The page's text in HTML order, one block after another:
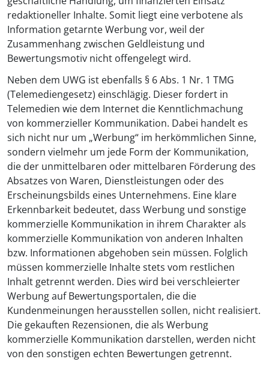
redaktioneller Inhalte. Somit liegt eine verbotene als
Information getarnte Werbung vor, weil der
Zusammenhang zwischen Geldleistung und
Bewertungsmotiv nicht offengelegt wird.
Neben dem UWG ist ebenfalls § 6 Abs. 1 Nr. 1 TMG
(Telemediengesetz) einschlägig. Dieser fordert in
Telemedien wie dem Internet die Kenntlichmachung
von kommerzieller Kommunikation. Dabei handelt es
sich nicht nur um „Werbung“ im herkömmlichen Sinne,
sondern vielmehr um jede Form der Kommunikation,
die der unmittelbaren oder mittelbaren Förderung des
Absatzes von Waren, Dienstleistungen oder des
Erscheinungsbilds eines Unternehmens. Eine klare
Erkennbarkeit bedeutet, dass Werbung und sonstige
kommerzielle Kommunikation in ihrem Charakter als
kommerzielle Kommunikation von anderen Inhalten
bzw. Informationen abgehoben sein müssen. Folglich
müssen kommerzielle Inhalte stets vom restlichen
Inhalt getrennt werden. Dies wird bei verschleierter
Werbung auf Bewertungsportalen, die die
Kundenmeinungen herausstellen sollen, nicht realisiert.
Die gekauften Rezensionen, die als Werbung
kommerzielle Kommunikation darstellen, werden nicht
von den sonstigen echten Bewertungen getrennt.